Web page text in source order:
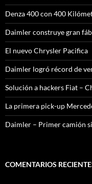
Denza 400 con 400
Daimler construye gran
El nuevo Chrysler Pacifica
Daimler logró récord de
Solución a hackers Fiat –
La primera pick-up
Daimler – Primer camión
COMENTARIOS